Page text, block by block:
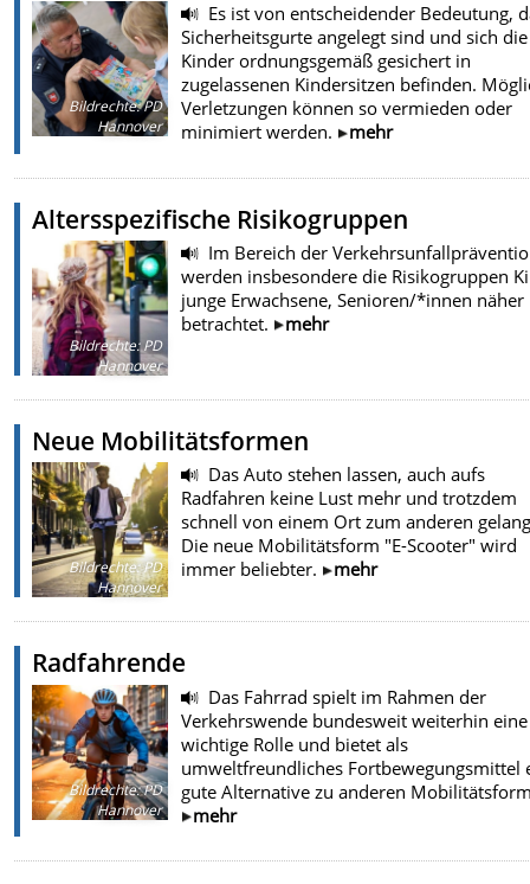
Bildrechte:PD
Hannover
Es ist von entscheidender Bedeutung,
Sicherheitsgurte angelegt sind und sich die
Kinder ordnungsgemäß gesichert in
zugelassenen Kindersitzen befinden.
Verletzungen können so vermieden oder
minimiert werden.
mehr
Altersspezifische Risikogruppen
Bildrechte:PD
Hannover
Im Bereich der
werden insbesondere die Risikogruppen
junge Erwachsene, Senioren/*innen näher
betrachtet.
mehr
Neue Mobilitätsformen
Bildrechte:PD
Hannover
Das Auto stehen lassen, auch aufs
Radfahren keine Lust mehr und trotzdem
schnell von einem Ort zum anderen
Die neue Mobilitätsform "E-Scooter" wird
immer beliebter.
mehr
Radfahrende
Bildrechte:PD
Hannover
Das Fahrrad spielt im Rahmen der
Verkehrswende bundesweit weiterhin eine
wichtige Rolle und bietet als
umweltfreundliches Fortbewegungsmittel
gute Alternative zu anderen
mehr